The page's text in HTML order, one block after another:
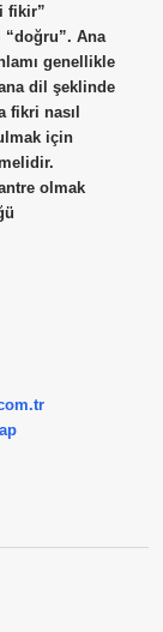
fikir”
“doğru”. Ana
genellikle
dil şeklinde
fikri nasıl
için
olmak